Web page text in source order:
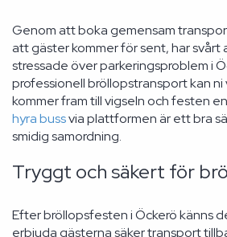
Genom att boka gemensam
att gäster kommer för sent, har svårt
stressade över parkeringsproblem i
professionell bröllopstransport kan ni
kommer fram till vigseln och festen
hyra bussvia plattformen är ett bra
smidig samordning.
Tryggt och säkert för
Efter bröllopsfesten i Öckerö känns
erbjuda gästerna säker transport